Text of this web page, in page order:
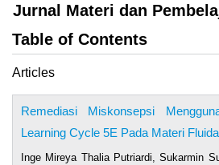
Jurnal Materi dan
Table of Contents
Articles
Remediasi Miskonsepsi
Learning Cycle 5E Pada Materi
Inge Mireya Thalia Putriardi, Sukarmin